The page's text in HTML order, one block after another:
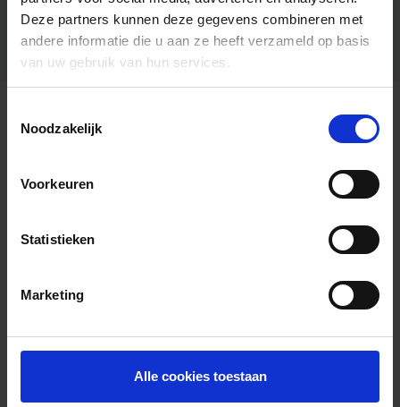
Deze partners kunnen deze gegevens combineren met
andere informatie die u aan ze heeft verzameld op basis
van uw gebruik van hun services.
Noodzakelijk
Voorkeuren
Statistieken
Marketing
Alle cookies toestaan
Algemene informatie
Foto’s ({{photos.length}})